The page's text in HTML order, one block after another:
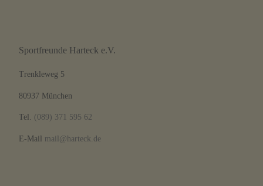
Sportfreunde Harteck e.V.
Trenkleweg 5
80937 München
Tel. (089) 371 595 62
E-Mail mail@harteck.de